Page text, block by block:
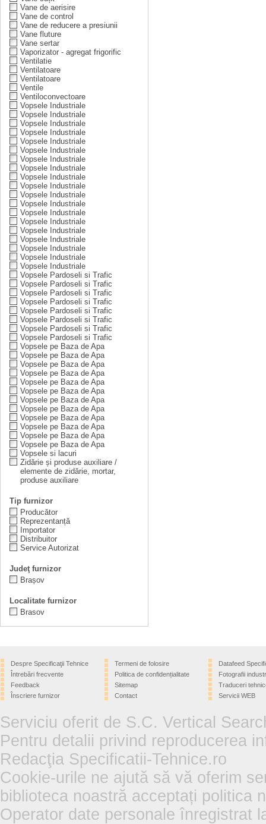
Vane de aerisire
Vane de control
Vane de reducere a presiunii
Vane fluture
Vane sertar
Vaporizator - agregat frigorific
Ventilatie
Ventilatoare
Ventilatoare
Ventile
Ventiloconvectoare
Vopsele Industriale
Vopsele Industriale
Vopsele Industriale
Vopsele Industriale
Vopsele Industriale
Vopsele Industriale
Vopsele Industriale
Vopsele Industriale
Vopsele Industriale
Vopsele Industriale
Vopsele Industriale
Vopsele Industriale
Vopsele Industriale
Vopsele Industriale
Vopsele Industriale
Vopsele Industriale
Vopsele Industriale
Vopsele Industriale
Vopsele Industriale
Vopsele Pardoseli si Trafic
Vopsele Pardoseli si Trafic
Vopsele Pardoseli si Trafic
Vopsele Pardoseli si Trafic
Vopsele Pardoseli si Trafic
Vopsele Pardoseli si Trafic
Vopsele Pardoseli si Trafic
Vopsele Pardoseli si Trafic
Vopsele pe Baza de Apa
Vopsele pe Baza de Apa
Vopsele pe Baza de Apa
Vopsele pe Baza de Apa
Vopsele pe Baza de Apa
Vopsele pe Baza de Apa
Vopsele pe Baza de Apa
Vopsele pe Baza de Apa
Vopsele pe Baza de Apa
Vopsele pe Baza de Apa
Vopsele pe Baza de Apa
Vopsele pe Baza de Apa
Vopsele si lacuri
Zidărie și produse auxiliare /
elemente de zidărie, mortar,
produse auxiliare
Tip furnizor
Producător
Reprezentanță
Importator
Distribuitor
Service Autorizat
Judeţ furnizor
Brașov
Localitate furnizor
Brasov
Despre Specificaţii Tehnice
Întrebări frecvente
Feedback
Înscriere furnizor
Termeni de folosire
Politica de confidențialitate
Sitemap
Contact
Datafeed
Fotografii
Traduceri
Servicii WEB
Serviciu oferit de S.C. Vertical
Pentru detalii privind reproducerea
Redacţia Specificatii-Tehnice.ro
Cookie-urile ne ajută să vă oferim
biblioteca noastră acceptați politica
Operator date personale înregistrat